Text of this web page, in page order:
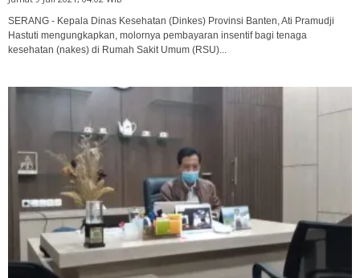
SERANG - Kepala Dinas Kesehatan (Dinkes) Provinsi Banten, Ati Pramudji
Hastuti mengungkapkan, molornya pembayaran insentif bagi tenaga
kesehatan (nakes) di Rumah Sakit Umum (RSU)...